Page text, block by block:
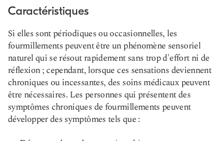
Caractéristiques
Si elles sont périodiques ou occasionnelles, les
fourmillements peuvent être un phénomène sensoriel
naturel qui se résout rapidement sans trop d'effort ni de
réflexion ; cependant, lorsque ces sensations deviennent
chroniques ou incessantes, des soins médicaux peuvent
être nécessaires. Les personnes qui présentent des
symptômes chroniques de fourmillements peuvent
développer des symptômes tels que :